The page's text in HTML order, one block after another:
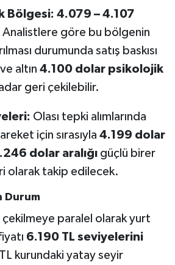
Bölgesi: 4.079 – 4.107
Analistlere göre bu bölgenin
durumunda satış baskısı
altın 4.100 dolar psikolojik
geri çekilebilir.
Olası tepki alımlarında
için sırasıyla 4.199 dolar
dolar aralığıgüçlü birer
olarak takip edilecek.
Durum
çekilmeye paralel olarak yurt
6.190 TL seviyelerini
kurundaki yatay seyir